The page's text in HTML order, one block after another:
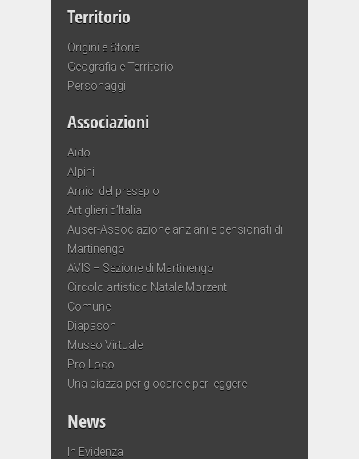
Territorio
Origini e Storia
Geografia e Territorio
Personaggi
Associazioni
Aido
Alpini
Amici del presepio
Artiglieri d’Italia
Auser-Associazione anziani e pensionati di
Martinengo
AVIS – Sezione di Martinengo
Circolo artistico Natale Morzenti
Comune
Diapason
Museo Virtuale
Pro Loco
Una piazza per giocare e per leggere
News
In Evidenza